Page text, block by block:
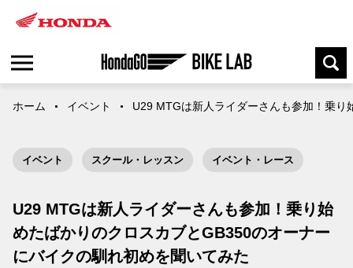
ホーム イベント U29 MTGは新人ライダーさんも参加！乗
イベント スクール・レッスン イベント・レース
U29 MTGは新人ライダーさんも参加！乗り始
めたばかりのクロスカブとGB350のオーナー
にバイクの馴れ初めを聞いてみた